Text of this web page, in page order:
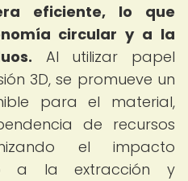
eficiente, lo que
circular y a la
Al utilizar papel
3D, se promueve un
para el material,
de recursos
el impacto
a la extracción y